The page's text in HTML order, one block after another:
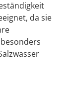
da sie